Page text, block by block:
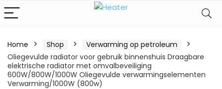
Home Shop
Verwarming op petroleum
Oliegevulde radiator voor gebruik binnenshuis Draagbare
elektrische radiator met omvalbeveiliging
600W/800W/1000W Oliegevulde verwarmingselementen
Verwarming/1000W (800w)